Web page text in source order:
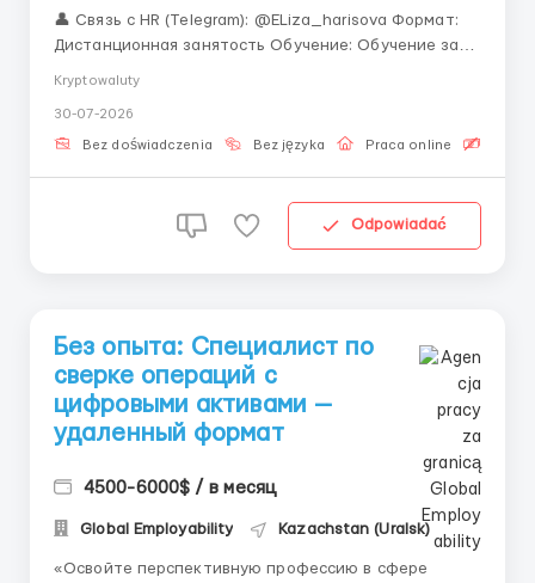
👤 Связь с HR (Telegram): @ELiza_harisova Формат:
Дистанционная занятость Обучение: Обучение за
инструкции написаны понятно и доступно.
Присоединяйтесь к нам!» Обработка торговых
Kryptowaluty
30-07-2026
Bez doświadczenia Bez języka Praca online
Odpowiadać
Без опыта: Специалист по
сверке операций с
цифровыми активами —
удаленный формат
4500-6000$ / в месяц
Global Employability Kazachstan (Uralsk)
«Освойте перспективную профессию в сфере